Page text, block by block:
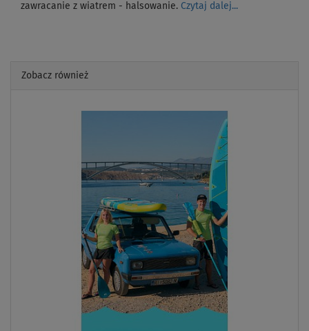
zawracanie z wiatrem - halsowanie. Czytaj dalej...
Zobacz również